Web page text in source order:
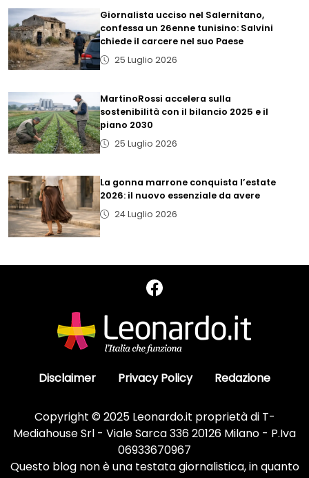
Giornalista ucciso nel Salernitano,
confessa un 26enne tunisino: Salvini
chiede il carcere nel suo Paese
25 Luglio 2026
MartinoRossi accelera sulla
sostenibilità con il bilancio 2025 e il
piano 2030
25 Luglio 2026
La gonna marrone conquista l’estate
2026: il nuovo essenziale da avere
24 Luglio 2026
Disclaimer Privacy Policy Redazione
Copyright © 2025 Leonardo.it proprietà di T-
Mediahouse Srl - Viale Sarca 336 20126 Milano - P.Iva
06933670967
Questo blog non è una testata giornalistica, in quanto